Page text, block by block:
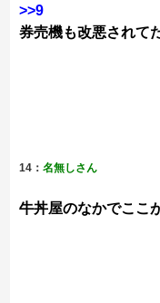
>>9
券売機も改悪されて
14：名無しさん
牛丼屋のなかでここ